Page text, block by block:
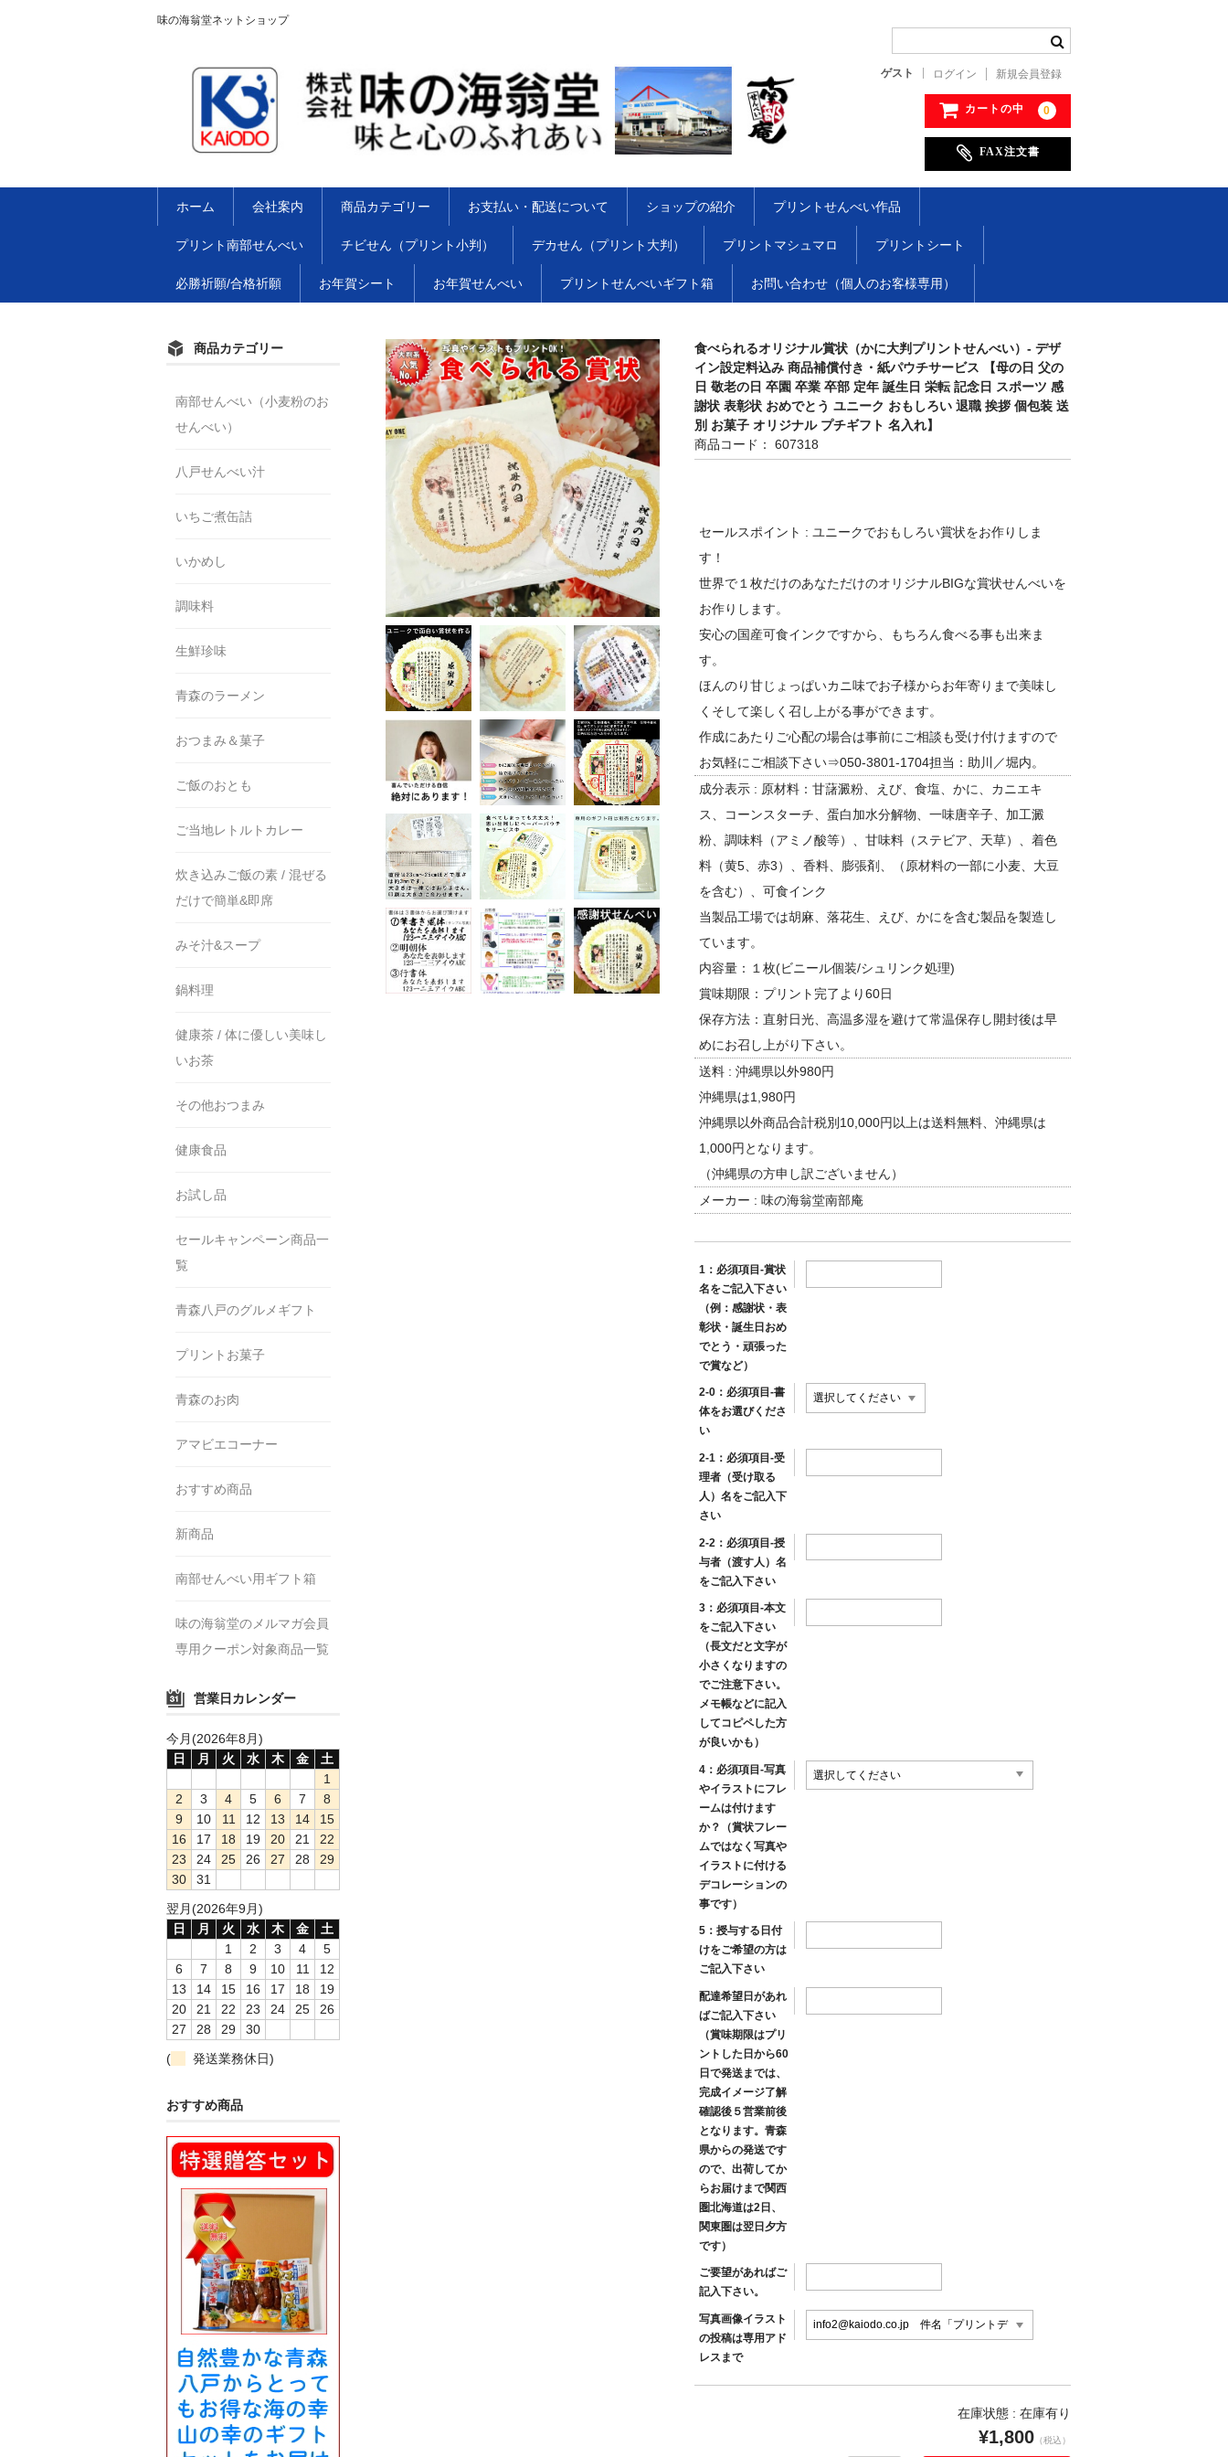
味の海翁堂ネットショップ
ゲスト ログイン 新規会員登録
カートの中 0
FAX注文書
ホーム 会社案内 商品カテゴリー お支払い・配送について ショップの紹介 プリントせんべい作品
プリント南部せんべい チビせん（プリント小判） デカせん（プリント大判） プリントマシュマロ プリントシート
必勝祈願/合格祈願 お年賀シート お年賀せんべい プリントせんべいギフト箱 お問い合わせ（個人のお客様専用）
食べられるオリジナル賞状（かに大判プリントせんべい）- デザ
イン設定料込み 商品補償付き・紙パウチサービス 【母の日 父の
日 敬老の日 卒園 卒業 卒部 定年 誕生日 栄転 記念日 スポーツ 感
謝状 表彰状 おめでとう ユニーク おもしろい 退職 挨拶 個包装 送
別 お菓子 オリジナル プチギフト 名入れ】
商品コード： 607318
セールスポイント : ユニークでおもしろい賞状をお作りしま
す！
世界で１枚だけのあなただけのオリジナルBIGな賞状せんべいを
お作りします。
安心の国産可食インクですから、もちろん食べる事も出来ま
す。
ほんのり甘じょっぱいカニ味でお子様からお年寄りまで美味し
くそして楽しく召し上がる事ができます。
作成にあたりご心配の場合は事前にご相談も受け付けますので
お気軽にご相談下さい⇒050-3801-1704担当：助川／堀内。
成分表示 : 原材料：甘藷澱粉、えび、食塩、かに、カニエキ
ス、コーンスターチ、蛋白加水分解物、一味唐辛子、加工澱
粉、調味料（アミノ酸等）、甘味料（ステビア、天草）、着色
料（黄5、赤3）、香料、膨張剤、（原材料の一部に小麦、大豆
を含む）、可食インク
当製品工場では胡麻、落花生、えび、かにを含む製品を製造し
ています。
内容量：１枚(ビニール個装/シュリンク処理)
賞味期限：プリント完了より60日
保存方法：直射日光、高温多湿を避けて常温保存し開封後は早
めにお召し上がり下さい。
送料 : 沖縄県以外980円
沖縄県は1,980円
沖縄県以外商品合計税別10,000円以上は送料無料、沖縄県は
1,000円となります。
（沖縄県の方申し訳ございません）
メーカー : 味の海翁堂南部庵
1：必須項目-賞状
名をご記入下さい
（例：感謝状・表
彰状・誕生日おめ
でとう・頑張った
で賞など）
2-0：必須項目-書
体をお選びくださ
い
2-1：必須項目-受
理者（受け取る
人）名をご記入下
さい
2-2：必須項目-授
与者（渡す人）名
をご記入下さい
3：必須項目-本文
をご記入下さい
（長文だと文字が
小さくなりますの
でご注意下さい。
メモ帳などに記入
してコピペした方
が良いかも）
4：必須項目-写真
やイラストにフレ
ームは付けます
か？（賞状フレー
ムではなく写真や
イラストに付ける
デコレーションの
事です）
5：授与する日付
けをご希望の方は
ご記入下さい
配達希望日があれ
ばご記入下さい
（賞味期限はプリ
ントした日から60
日で発送までは、
完成イメージ了解
確認後５営業前後
となります。青森
県からの発送です
ので、出荷してか
らお届けまで関西
圏北海道は2日、
関東圏は翌日夕方
です）
ご要望があればご
記入下さい。
写真画像イラスト
の投稿は専用アド
レスまで
在庫状態 : 在庫有り
¥1,800 （税込）
商品カテゴリー
南部せんべい（小麦粉のお
せんべい）
八戸せんべい汁
いちご煮缶詰
いかめし
調味料
生鮮珍味
青森のラーメン
おつまみ＆菓子
ご飯のおとも
ご当地レトルトカレー
炊き込みご飯の素 / 混ぜる
だけで簡単&即席
みそ汁&スープ
鍋料理
健康茶 / 体に優しい美味し
いお茶
その他おつまみ
健康食品
お試し品
セールキャンペーン商品一
覧
青森八戸のグルメギフト
プリントお菓子
青森のお肉
アマビエコーナー
おすすめ商品
新商品
南部せんべい用ギフト箱
味の海翁堂のメルマガ会員
専用クーポン対象商品一覧
営業日カレンダー
今月(2026年8月)
日
月 火 水 木 金
土
1
2
3 4 5 6 7
8
9
10 11 12 13 14
15
16
17 18 19 20 21
22
23
24 25 26 27 28
29
30
31
翌月(2026年9月)
日
月 火 水 木 金
土
1
2 3 4
5
6
7 8 9 10 11
12
13
14 15 16 17 18
19
20
21 22 23 24 25
26
27
28 29
30
(
発送業務休日)
おすすめ商品